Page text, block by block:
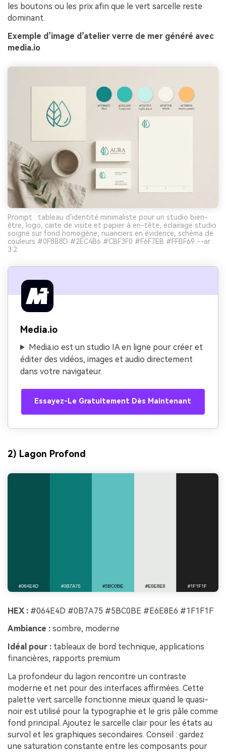
les boutons ou les prix afin que le vert sarcelle reste
dominant.
Exemple d’image d’atelier verre de mer généré avec
media.io
Prompt : tableau d'identité minimaliste pour un studio bien-
être, logo, carte de visite et papier à en-tête, éclairage studio
soigné sur fond homogène, nuanciers en évidence, schéma de
couleurs #0F8B8D #2EC4B6 #CBF3F0 #F6F7EB #FFBF69 --ar
3:2
Media.io
Media.io est un studio IA en ligne pour créer et
éditer des vidéos, images et audio directement
dans votre navigateur.
Essayez-Le Gratuitement Dès Maintenant
2) Lagon Profond
HEX : #064E4D #0B7A75 #5BC0BE #E6E8E6 #1F1F1F
Ambiance : sombre, moderne
Idéal pour : tableaux de bord technique, applications
financières, rapports premium
La profondeur du lagon rencontre un contraste
moderne et net pour des interfaces affirmées. Cette
palette vert sarcelle fonctionne mieux quand le quasi-
noir est utilisé pour la typographie et le gris pâle comme
fond principal. Ajoutez le sarcelle clair pour les états au
survol et les graphiques secondaires. Conseil : gardez
une saturation constante entre les composants pour